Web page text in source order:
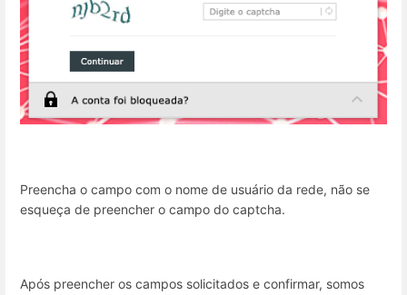
Preencha o campo com o nome de usuário da rede, não se
esqueça de preencher o campo do captcha.
Após preencher os campos solicitados e confirmar, somos